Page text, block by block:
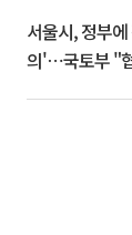
서울시, 정부
의'⋯국토부 "